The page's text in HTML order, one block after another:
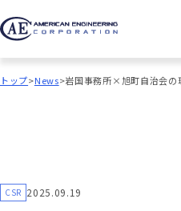
トップ News 岩国事務所×旭町自治会の
CSR 2025.09.19